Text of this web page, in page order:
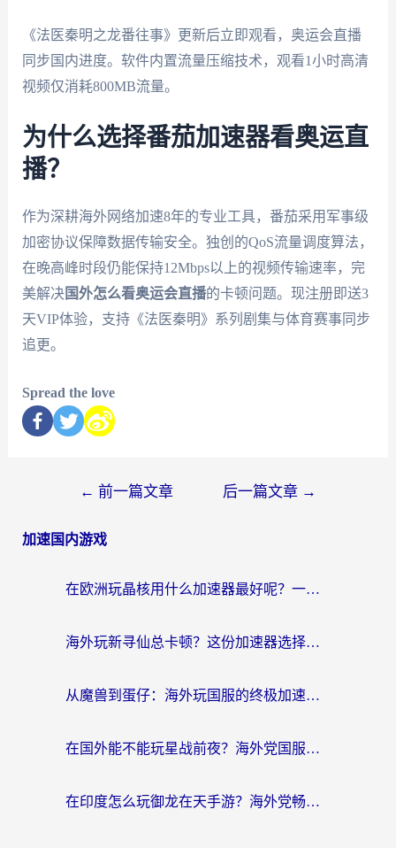
《法医秦明之龙番往事》更新后立即观看，奥运会直播
同步国内进度。软件内置流量压缩技术，观看1小时高清
视频仅消耗800MB流量。
为什么选择番茄加速器看奥运直
播？
作为深耕海外网络加速8年的专业工具，番茄采用军事级
加密协议保障数据传输安全。独创的QoS流量调度算法，
在晚高峰时段仍能保持12Mbps以上的视频传输速率，完
美解决国外怎么看奥运会直播的卡顿问题。现注册即送3
天VIP体验，支持《法医秦明》系列剧集与体育赛事同步
追更。
Spread the love
← 前一篇文章 后一篇文章 →
加速国内游戏
在欧洲玩晶核用什么加速器最好呢？一个老玩家的真心话
海外玩新寻仙总卡顿？这份加速器选择指南让你秒回国服流畅体验
从魔兽到蛋仔：海外玩国服的终极加速指南，找到你的专属高速通道
在国外能不能玩星战前夜？海外党国服游戏不卡顿的秘密武器在这里
在印度怎么玩御龙在天手游？海外党畅玩国服的终极生存指南